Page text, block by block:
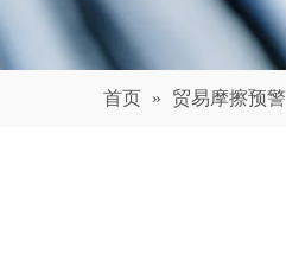
首页 » 贸易摩擦预警